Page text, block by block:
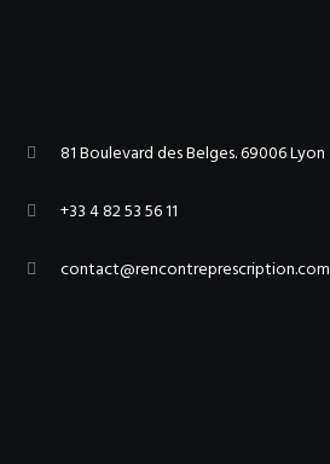
81 Boulevard des Belges. 69006 Lyon
+33 4 82 53 56 11
contact@rencontreprescription.com